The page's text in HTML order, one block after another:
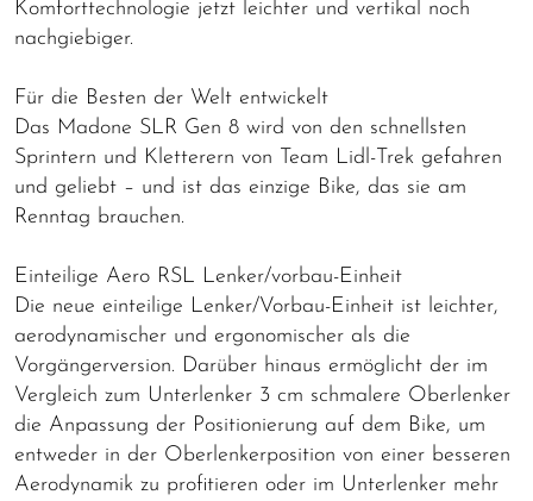
Komforttechnologie jetzt leichter und vertikal noch
nachgiebiger.
Für die Besten der Welt entwickelt
Das Madone SLR Gen 8 wird von den schnellsten
Sprintern und Kletterern von Team Lidl-Trek gefahren
und geliebt – und ist das einzige Bike, das sie am
Renntag brauchen.
Einteilige Aero RSL Lenker/vorbau-Einheit
Die neue einteilige Lenker/Vorbau-Einheit ist leichter,
aerodynamischer und ergonomischer als die
Vorgängerversion. Darüber hinaus ermöglicht der im
Vergleich zum Unterlenker 3 cm schmalere Oberlenker
die Anpassung der Positionierung auf dem Bike, um
entweder in der Oberlenkerposition von einer besseren
Aerodynamik zu profitieren oder im Unterlenker mehr